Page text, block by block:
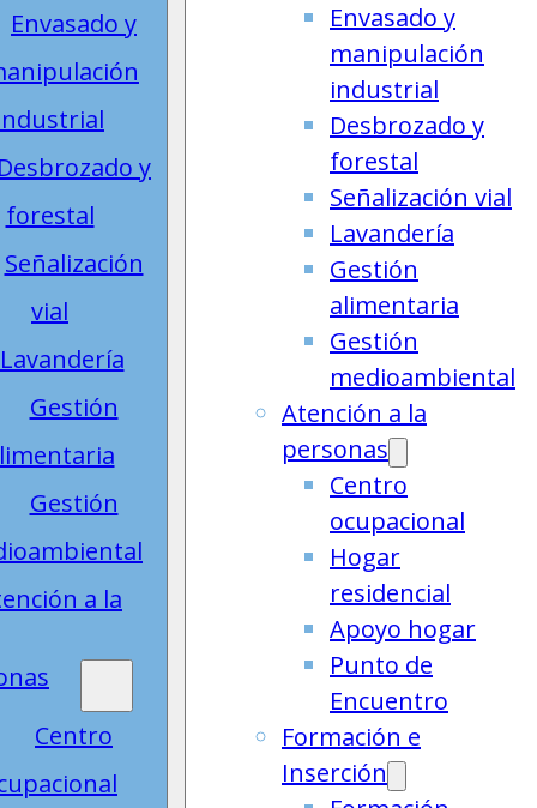
Envasado y
y
forestal
Señalización
vial
Lavandería
Gestión
Gestión
a la
Centro
Envasado y
manipulación
industrial
Desbrozado y
forestal
Señalización vial
Lavandería
Gestión
alimentaria
Gestión
medioambiental
Atención a la
personas
Centro
ocupacional
Hogar
residencial
Apoyo hogar
Punto de
Encuentro
Formación e
Inserción